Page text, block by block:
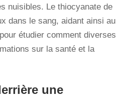
nuisibles. Le thiocyanate de
dans le sang, aidant ainsi au
étudier comment diverses
sur la santé et la
une